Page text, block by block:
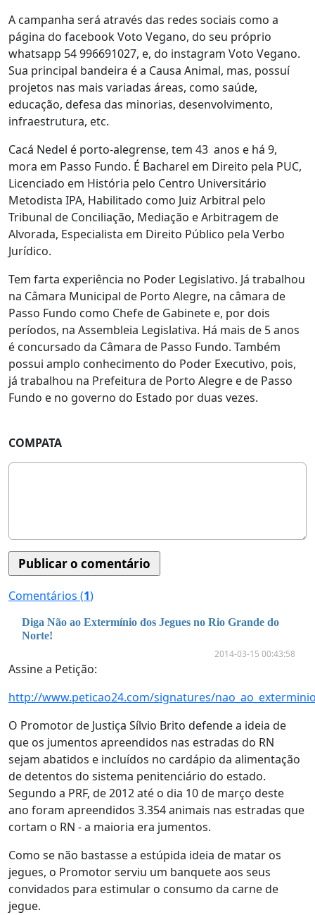
A campanha será através das redes sociais como a
página do facebook Voto Vegano, do seu próprio
whatsapp 54 996691027, e, do instagram Voto Vegano.
Sua principal bandeira é a Causa Animal, mas, possuí
projetos nas mais variadas áreas, como saúde,
educação, defesa das minorias, desenvolvimento,
infraestrutura, etc.
Cacá Nedel é porto-alegrense, tem 43 anos e há 9,
mora em Passo Fundo. É Bacharel em Direito pela PUC,
Licenciado em História pelo Centro Universitário
Metodista IPA, Habilitado como Juiz Arbitral pelo
Tribunal de Conciliação, Mediação e Arbitragem de
Alvorada, Especialista em Direito Público pela Verbo
Jurídico.
Tem farta experiência no Poder Legislativo. Já trabalhou
na Câmara Municipal de Porto Alegre, na câmara de
Passo Fundo como Chefe de Gabinete e, por dois
períodos, na Assembleia Legislativa. Há mais de 5 anos
é concursado da Câmara de Passo Fundo. Também
possui amplo conhecimento do Poder Executivo, pois,
já trabalhou na Prefeitura de Porto Alegre e de Passo
Fundo e no governo do Estado por duas vezes.
COMPATA
Comentários (1)
Diga Não ao Extermínio dos Jegues no Rio Grande do
Norte!
2014-03-15 00:43:58
Assine a Petição:
http://www.peticao24.com/signatures/
O Promotor de Justiça Sílvio Brito defende a ideia de
que os jumentos apreendidos nas estradas do RN
sejam abatidos e incluídos no cardápio da alimentação
de detentos do sistema penitenciário do estado.
Segundo a PRF, de 2012 até o dia 10 de março deste
ano foram apreendidos 3.354 animais nas estradas que
cortam o RN - a maioria era jumentos.
Como se não bastasse a estúpida ideia de matar os
jegues, o Promotor serviu um banquete aos seus
convidados para estimular o consumo da carne de
jegue.